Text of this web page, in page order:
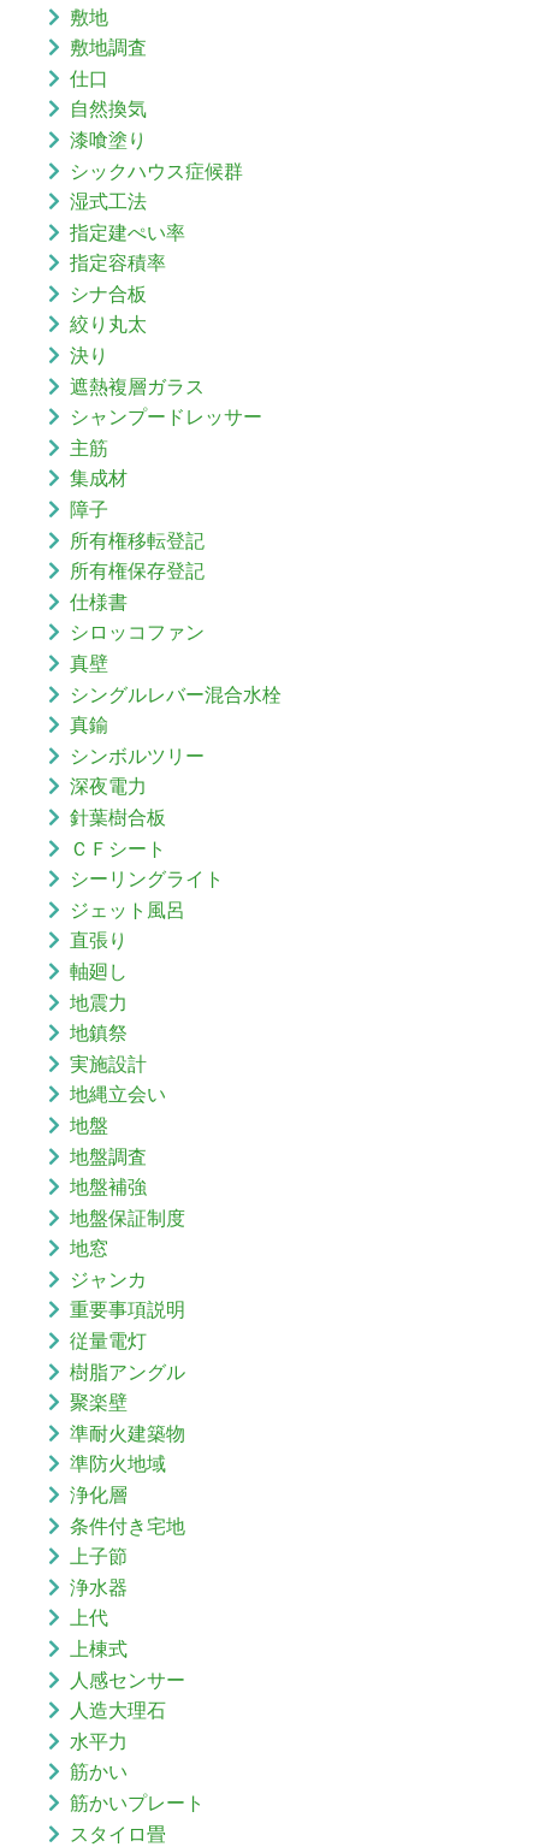
敷地
敷地調査
仕口
自然換気
漆喰塗り
シックハウス症候群
湿式工法
指定建ぺい率
指定容積率
シナ合板
絞り丸太
決り
遮熱複層ガラス
シャンプードレッサー
主筋
集成材
障子
所有権移転登記
所有権保存登記
仕様書
シロッコファン
真壁
シングルレバー混合水栓
真鍮
シンボルツリー
深夜電力
針葉樹合板
ＣＦシート
シーリングライト
ジェット風呂
直張り
軸廻し
地震力
地鎮祭
実施設計
地縄立会い
地盤
地盤調査
地盤補強
地盤保証制度
地窓
ジャンカ
重要事項説明
従量電灯
樹脂アングル
聚楽壁
準耐火建築物
準防火地域
浄化層
条件付き宅地
上子節
浄水器
上代
上棟式
人感センサー
人造大理石
水平力
筋かい
筋かいプレート
スタイロ畳